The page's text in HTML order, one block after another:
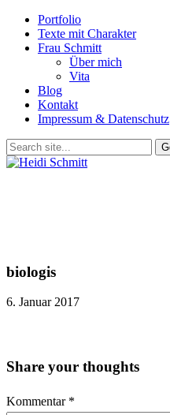
Portfolio
Texte mit Charakter
Frau Schmitt
Über mich
Vita
Blog
Kontakt
Impressum & Datenschutz
biologis
6. Januar 2017
Share your thoughts
Kommentar *